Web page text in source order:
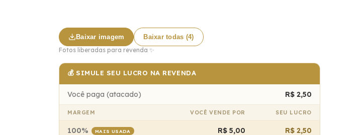
Baixar imagem
Baixar todas (4)
Fotos liberadas para revenda ✨
💰 SIMULE SEU LUCRO NA REVENDA
Você paga (atacado) R$ 2,50
MARGEM VOCÊ VENDE POR SEU LUCRO
100% MAIS USADA R$ 5,00 R$ 2,50